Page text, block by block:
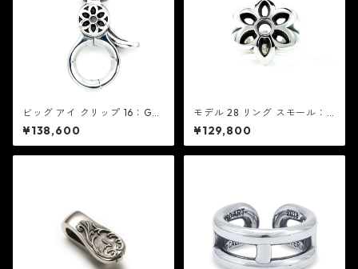
ビッグ アイ クリップ 16：Goo
d Art HLYWD グッド アート
ハリウッド
¥138,600
モデル 28 リング スモール：G
ood Art HLYWD グッド アー
ト ハリウッド
¥129,800